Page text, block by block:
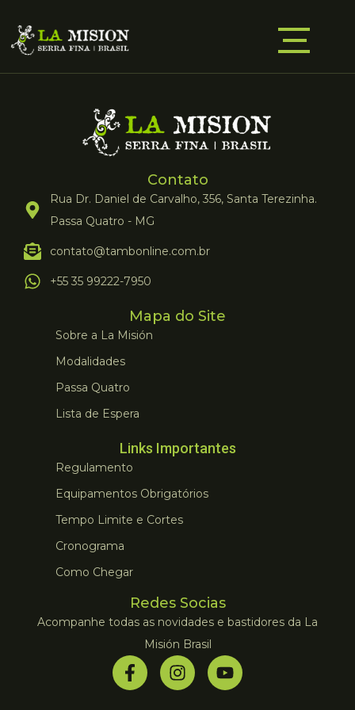
Contato
Rua Dr. Daniel de Carvalho, 356, Santa Terezinha.
Passa Quatro - MG
contato@tambonline.com.br
+55 35 99222-7950
Mapa do Site
Sobre a La Misión
Modalidades
Passa Quatro
Lista de Espera
Links Importantes
Regulamento
Equipamentos Obrigatórios
Tempo Limite e Cortes
Cronograma
Como Chegar
Redes Socias
Acompanhe todas as novidades e bastidores da La
Misión Brasil